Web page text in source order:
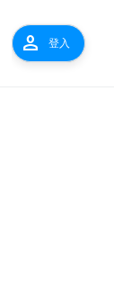
person 登入